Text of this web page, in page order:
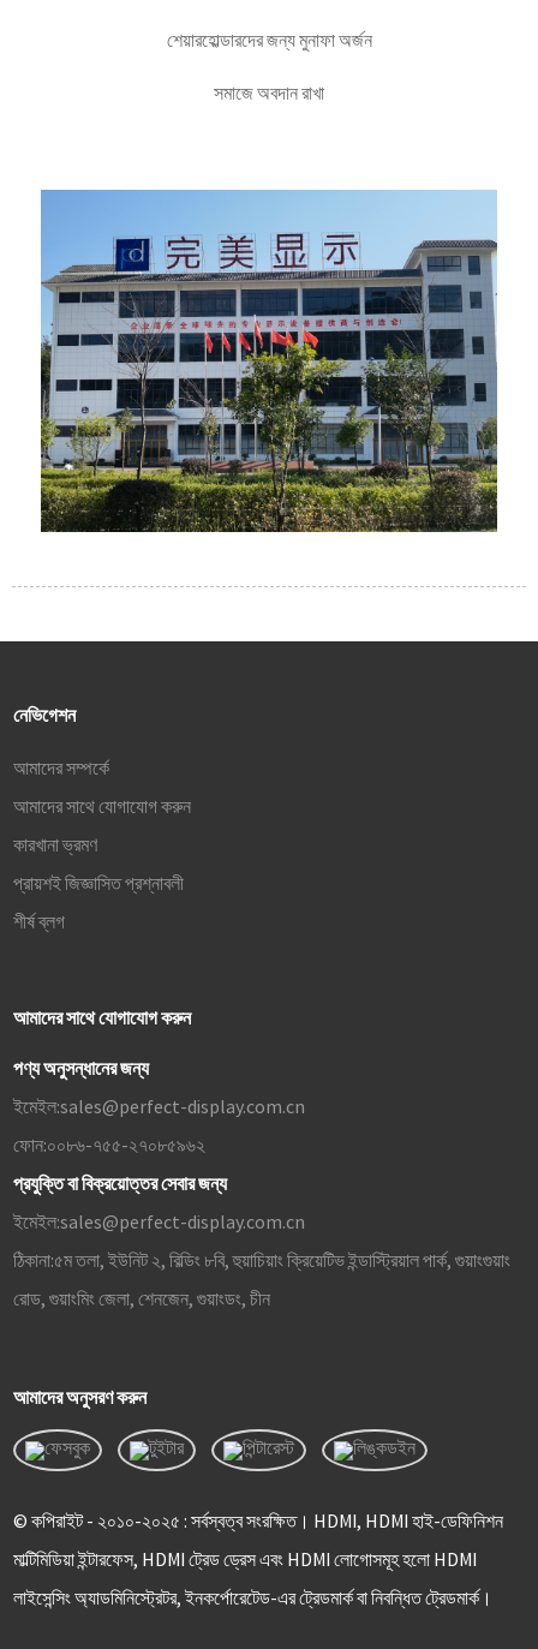
শেয়ারহোল্ডারদের জন্য মুনাফা অর্জন
সমাজে অবদান রাখা
নেভিগেশন
আমাদের সম্পর্কে
আমাদের সাথে যোগাযোগ করুন
কারখানা ভ্রমণ
প্রায়শই জিজ্ঞাসিত প্রশ্নাবলী
শীর্ষ ব্লগ
আমাদের সাথে যোগাযোগ করুন
পণ্য অনুসন্ধানের জন্য
ইমেইল:sales@perfect-display.com.cn
ফোন:০০৮৬-৭৫৫-২৭০৮৫৯৬২
প্রযুক্তি বা বিক্রয়োত্তর সেবার জন্য
ইমেইল:sales@perfect-display.com.cn
ঠিকানা:৫ম তলা, ইউনিট ২, বিল্ডিং ৮বি, হুয়াচিয়াং ক্রিয়েটিভ ইন্ডাস্ট্রিয়াল পার্ক, গুয়াংগুয়াং
রোড, গুয়াংমিং জেলা, শেনজেন, গুয়াংডং, চীন
আমাদের অনুসরণ করুন
© কপিরাইট - ২০১০-২০২৫ : সর্বস্বত্ব সংরক্ষিত। HDMI, HDMI হাই-ডেফিনিশন
মাল্টিমিডিয়া ইন্টারফেস, HDMI ট্রেড ড্রেস এবং HDMI লোগোসমূহ হলো HDMI
লাইসেন্সিং অ্যাডমিনিস্ট্রেটর, ইনকর্পোরেটেড-এর ট্রেডমার্ক বা নিবন্ধিত ট্রেডমার্ক।